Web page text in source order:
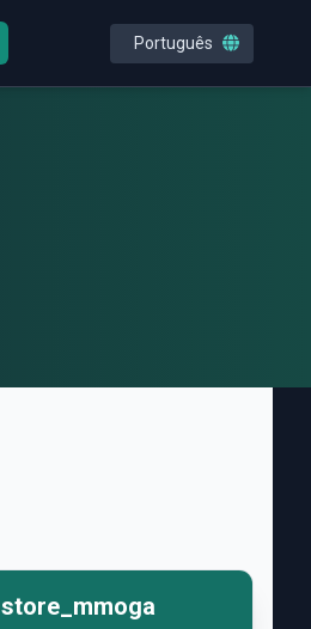
Português
store_mmoga